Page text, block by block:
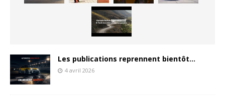
Les publications reprennent bientôt…
4 avril 2026